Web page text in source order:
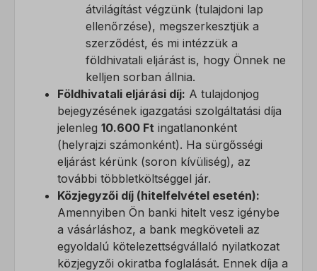
átvilágítást végzünk (tulajdoni lap
ellenőrzése), megszerkesztjük a
szerződést, és mi intézzük a
földhivatali eljárást is, hogy Önnek ne
kelljen sorban állnia.
Földhivatali eljárási díj: A tulajdonjog
bejegyzésének igazgatási szolgáltatási díja
jelenleg 10.600 Ft ingatlanonként
(helyrajzi számonként). Ha sürgősségi
eljárást kérünk (soron kívüliség), az
további többletköltséggel jár.
Közjegyzői díj (hitelfelvétel esetén):
Amennyiben Ön banki hitelt vesz igénybe
a vásárláshoz, a bank megköveteli az
egyoldalú kötelezettségvállaló nyilatkozat
közjegyzői okiratba foglalását. Ennek díja a